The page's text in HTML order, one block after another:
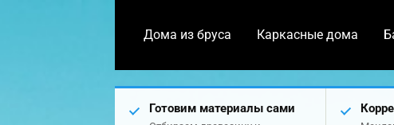
Дома из бруса Каркасные дома
Готовим материалы сами